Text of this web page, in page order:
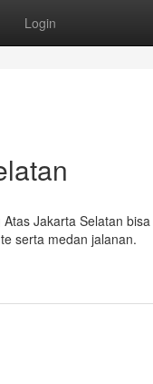
Login
Jakarta Selatan
serta medan jalanan.